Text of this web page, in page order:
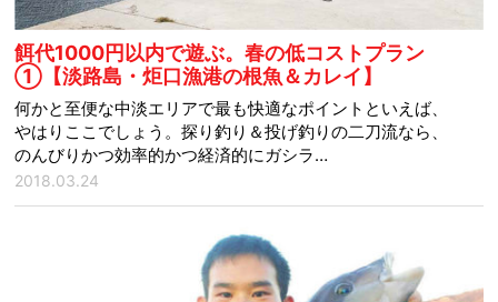
餌代1000円以内で遊ぶ。春の低コストプラン
①【淡路島・炬口漁港の根魚＆カレイ】
何かと至便な中淡エリアで最も快適なポイントといえば、
やはりここでしょう。探り釣り＆投げ釣りの二刀流なら、
のんびりかつ効率的かつ経済的にガシラ…
2018.03.24